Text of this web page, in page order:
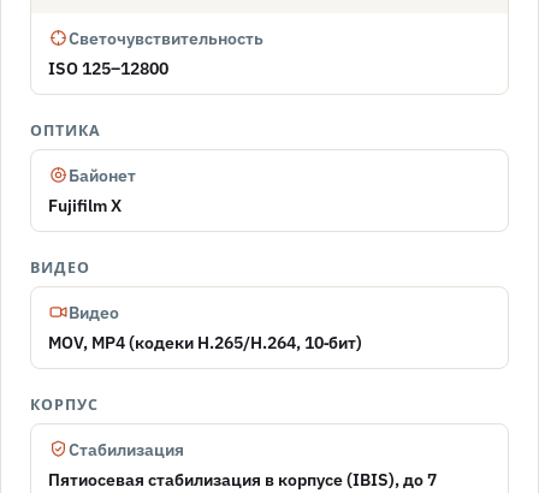
Светочувствительность
ISO 125–12800
ОПТИКА
Байонет
Fujifilm X
ВИДЕО
Видео
MOV, MP4 (кодеки H.265/H.264, 10‑бит)
КОРПУС
Стабилизация
Пятиосевая стабилизация в корпусе (IBIS), до 7